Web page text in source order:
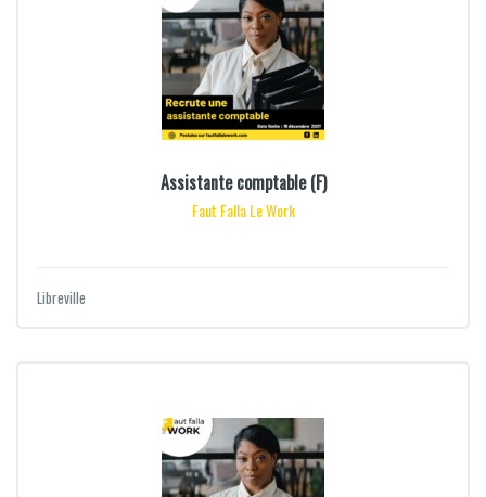
Assistante comptable (F)
Faut Falla Le Work
Libreville